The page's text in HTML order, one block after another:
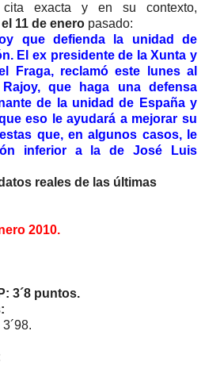
cita exacta y en su contexto,
11 de enero pasado:
que defienda la unidad de
El ex presidente de la Xunta y
Fraga, reclamó este lunes al
que haga una defensa
de la unidad de España y
eso le ayudará a mejorar su
que, en algunos casos, le
inferior a la de José Luis
reales de las últimas
2010.
3´8 puntos.